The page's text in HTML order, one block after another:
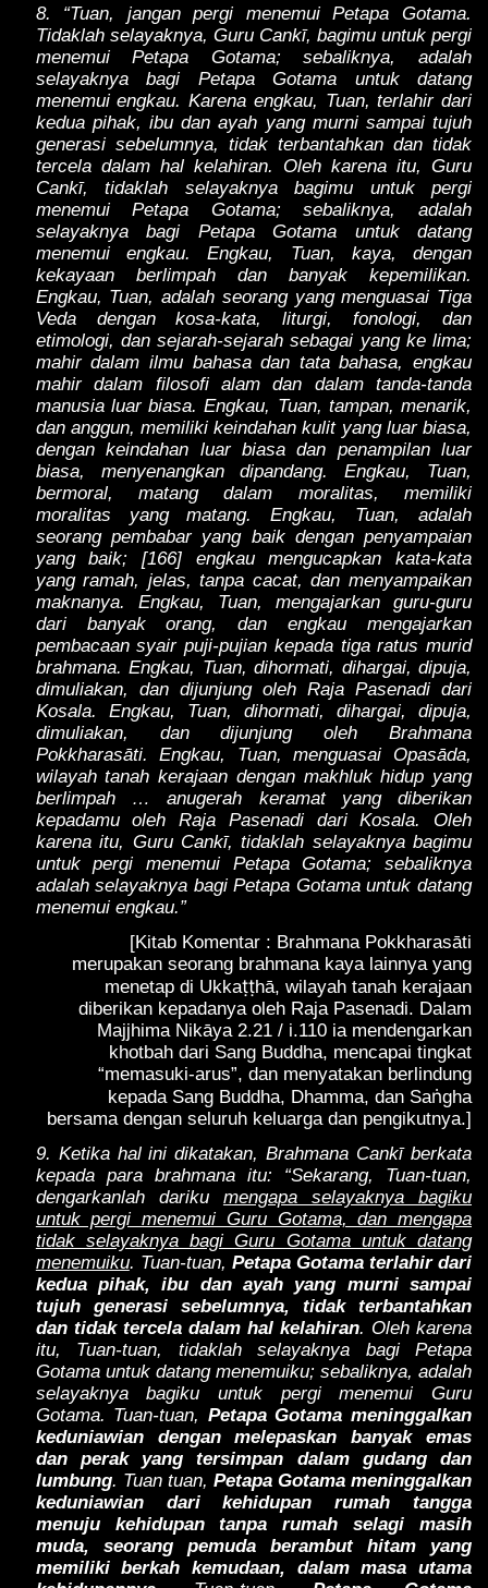
8. “Tuan, jangan pergi menemui Petapa Gotama.
Tidaklah selayaknya, Guru Cankī, bagimu untuk pergi
menemui Petapa Gotama; sebaliknya, adalah
selayaknya bagi Petapa Gotama untuk datang
menemui engkau. Karena engkau, Tuan, terlahir dari
kedua pihak, ibu dan ayah yang murni sampai tujuh
generasi sebelumnya, tidak terbantahkan dan tidak
tercela dalam hal kelahiran. Oleh karena itu, Guru
Cankī, tidaklah selayaknya bagimu untuk pergi
menemui Petapa Gotama; sebaliknya, adalah
selayaknya bagi Petapa Gotama untuk datang
menemui engkau. Engkau, Tuan, kaya, dengan
kekayaan berlimpah dan banyak kepemilikan.
Engkau, Tuan, adalah seorang yang menguasai Tiga
Veda dengan kosa-kata, liturgi, fonologi, dan
etimologi, dan sejarah-sejarah sebagai yang ke lima;
mahir dalam ilmu bahasa dan tata bahasa, engkau
mahir dalam filosofi alam dan dalam tanda-tanda
manusia luar biasa. Engkau, Tuan, tampan, menarik,
dan anggun, memiliki keindahan kulit yang luar biasa,
dengan keindahan luar biasa dan penampilan luar
biasa, menyenangkan dipandang. Engkau, Tuan,
bermoral, matang dalam moralitas, memiliki
moralitas yang matang. Engkau, Tuan, adalah
seorang pembabar yang baik dengan penyampaian
yang baik; [166] engkau mengucapkan kata-kata
yang ramah, jelas, tanpa cacat, dan menyampaikan
maknanya. Engkau, Tuan, mengajarkan guru-guru
dari banyak orang, dan engkau mengajarkan
pembacaan syair puji-pujian kepada tiga ratus murid
brahmana. Engkau, Tuan, dihormati, dihargai, dipuja,
dimuliakan, dan dijunjung oleh Raja Pasenadi dari
Kosala. Engkau, Tuan, dihormati, dihargai, dipuja,
dimuliakan, dan dijunjung oleh Brahmana
Pokkharasāti. Engkau, Tuan, menguasai Opasāda,
wilayah tanah kerajaan dengan makhluk hidup yang
berlimpah … anugerah keramat yang diberikan
kepadamu oleh Raja Pasenadi dari Kosala. Oleh
karena itu, Guru Cankī, tidaklah selayaknya bagimu
untuk pergi menemui Petapa Gotama; sebaliknya
adalah selayaknya bagi Petapa Gotama untuk datang
menemui engkau.”
[Kitab Komentar : Brahmana Pokkharasāti
merupakan seorang brahmana kaya lainnya yang
menetap di Ukkaṭṭhā, wilayah tanah kerajaan
diberikan kepadanya oleh Raja Pasenadi. Dalam
Majjhima Nikāya 2.21 / i.110 ia mendengarkan
khotbah dari Sang Buddha, mencapai tingkat
“memasuki-arus”, dan menyatakan berlindung
kepada Sang Buddha, Dhamma, dan Saṅgha
bersama dengan seluruh keluarga dan pengikutnya.]
9. Ketika hal ini dikatakan, Brahmana Cankī berkata
kepada para brahmana itu: “Sekarang, Tuan-tuan,
dengarkanlah dariku mengapa selayaknya bagiku
untuk pergi menemui Guru Gotama, dan mengapa
tidak selayaknya bagi Guru Gotama untuk datang
menemuiku. Tuan-tuan, Petapa Gotama terlahir dari
kedua pihak, ibu dan ayah yang murni sampai
tujuh generasi sebelumnya, tidak terbantahkan
dan tidak tercela dalam hal kelahiran. Oleh karena
itu, Tuan-tuan, tidaklah selayaknya bagi Petapa
Gotama untuk datang menemuiku; sebaliknya, adalah
selayaknya bagiku untuk pergi menemui Guru
Gotama. Tuan-tuan, Petapa Gotama meninggalkan
keduniawian dengan melepaskan banyak emas
dan perak yang tersimpan dalam gudang dan
lumbung. Tuan tuan, Petapa Gotama meninggalkan
keduniawian dari kehidupan rumah tangga
menuju kehidupan tanpa rumah selagi masih
muda, seorang pemuda berambut hitam yang
memiliki berkah kemudaan, dalam masa utama